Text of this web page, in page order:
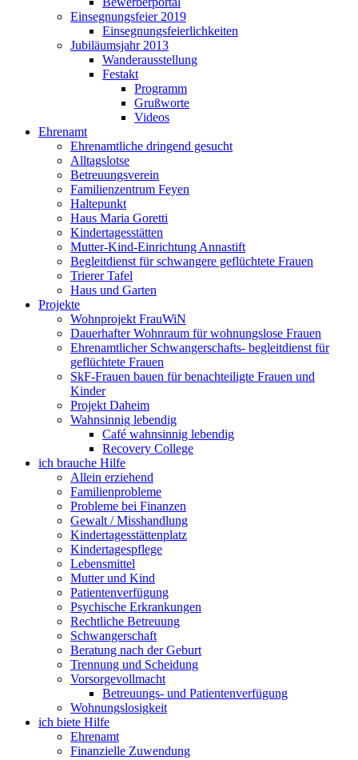
Einsegnungsfeier 2019
Einsegnungsfeierlichkeiten
Jubiläumsjahr 2013
Wanderausstellung
Festakt
Programm
Grußworte
Videos
Ehrenamt
Ehrenamtliche dringend gesucht
Alltagslotse
Betreuungsverein
Familienzentrum Feyen
Haltepunkt
Haus Maria Goretti
Kindertagesstätten
Mutter-Kind-Einrichtung Annastift
Begleitdienst für schwangere geflüchtete Frauen
Trierer Tafel
Haus und Garten
Projekte
Wohnprojekt FrauWiN
Dauerhafter Wohnraum für wohnungslose Frauen
Ehrenamtlicher Schwangerschafts- begleitdienst für
geflüchtete Frauen
SkF-Frauen bauen für benachteiligte Frauen und
Kinder
Projekt Daheim
Wahnsinnig lebendig
Café wahnsinnig lebendig
Recovery College
ich brauche Hilfe
Allein erziehend
Familienprobleme
Probleme bei Finanzen
Gewalt / Misshandlung
Kindertagesstättenplatz
Kindertagespflege
Lebensmittel
Mutter und Kind
Patientenverfügung
Psychische Erkrankungen
Rechtliche Betreuung
Schwangerschaft
Beratung nach der Geburt
Trennung und Scheidung
Vorsorgevollmacht
Betreuungs- und Patientenverfügung
Wohnungslosigkeit
ich biete Hilfe
Ehrenamt
Finanzielle Zuwendung